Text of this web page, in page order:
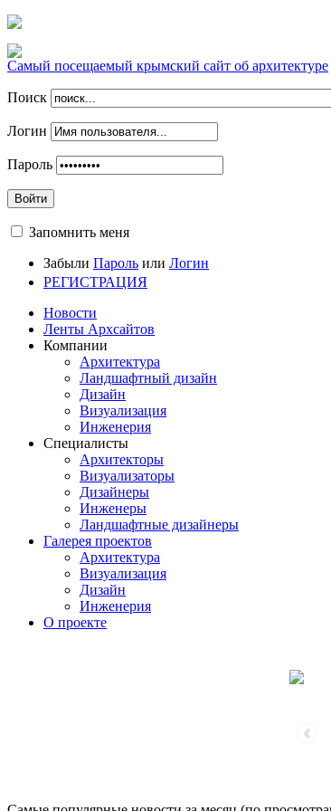
Самый посещаемый крымский сайт об архитектуре
Поиск
Логин
Пароль
Войти
Запомнить меня
Забыли Пароль или Логин
РЕГИСТРАЦИЯ
Новости
Ленты Архсайтов
Компании
Архитектура
Ландшафтный дизайн
Дизайн
Визуализация
Инженерия
Специалисты
Архитекторы
Визуализаторы
Дизайнеры
Инженеры
Ландшафтные дизайнеры
Галерея проектов
Архитектура
Визуализация
Дизайн
Инженерия
О проекте
‹